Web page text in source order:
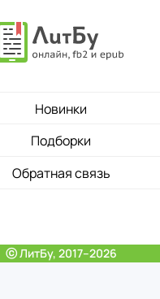
Новинки
Подборки
Обратная связь
ⓒ ЛитБу, 2017–2026